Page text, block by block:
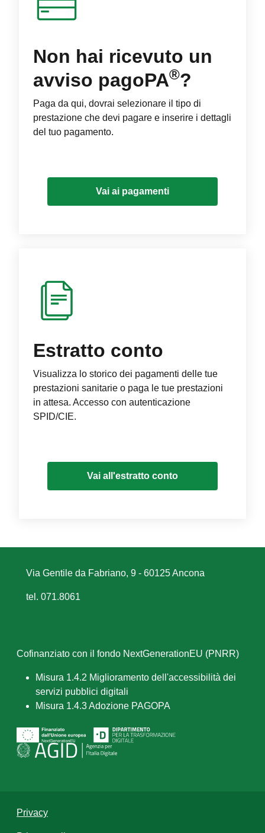
Non hai ricevuto un
avviso pagoPA®?
Paga da qui, dovrai selezionare il tipo di
prestazione che devi pagare e inserire i dettagli
del tuo pagamento.
Vai ai pagamenti
Estratto conto
Visualizza lo storico dei pagamenti delle tue
prestazioni sanitarie o paga le tue prestazioni
in attesa. Accesso con autenticazione
SPID/CIE.
Vai all'estratto conto
Via Gentile da Fabriano, 9 - 60125 Ancona
tel. 071.8061
Cofinanziato con il fondo NextGenerationEU (PNRR)
Misura 1.4.2 Miglioramento dell'accessibilità dei
servizi pubblici digitali
Misura 1.4.3 Adozione PAGOPA
Privacy